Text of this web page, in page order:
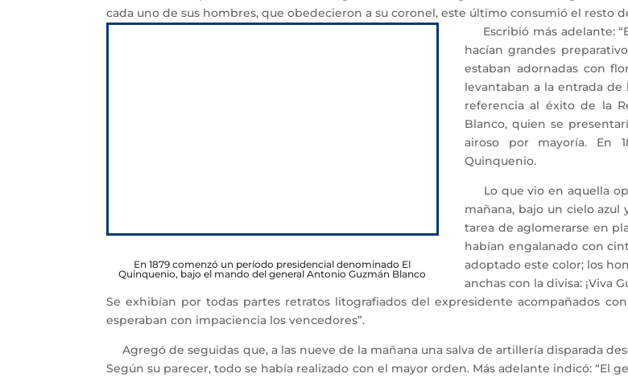
cada uno de sus hombres, que obedecieron a su coronel, este último consumió el resto
En 1879 comenzó un período presidencial denominado El
Quinquenio, bajo el mando del general Antonio Guzmán Blanco
Escribió más adelante:
hacían grandes
estaban adornadas con
levantaban a la entrada de
referencia al éxito de la
Blanco, quien se
airoso por mayoría. En
Quinquenio.
Lo que vio en aquella
mañana, bajo un cielo
tarea de aglomerarse en
habían engalanado con
adoptado este color; los
anchas con la divisa: ¡Viva
Se exhibían por todas partes retratos litografiados del expresidente acompañados
esperaban con impaciencia los vencedores”.
Agregó de seguidas que, a las nueve de la mañana una salva de artillería disparada
Según su parecer, todo se había realizado con el mayor orden. Más adelante indicó: “El